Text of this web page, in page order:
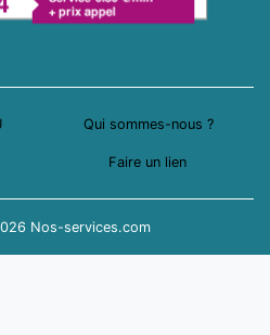
Qui sommes-nous ?
Faire un lien
Nos-services.com